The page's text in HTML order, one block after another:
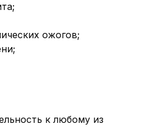
ожогов;
к любому из